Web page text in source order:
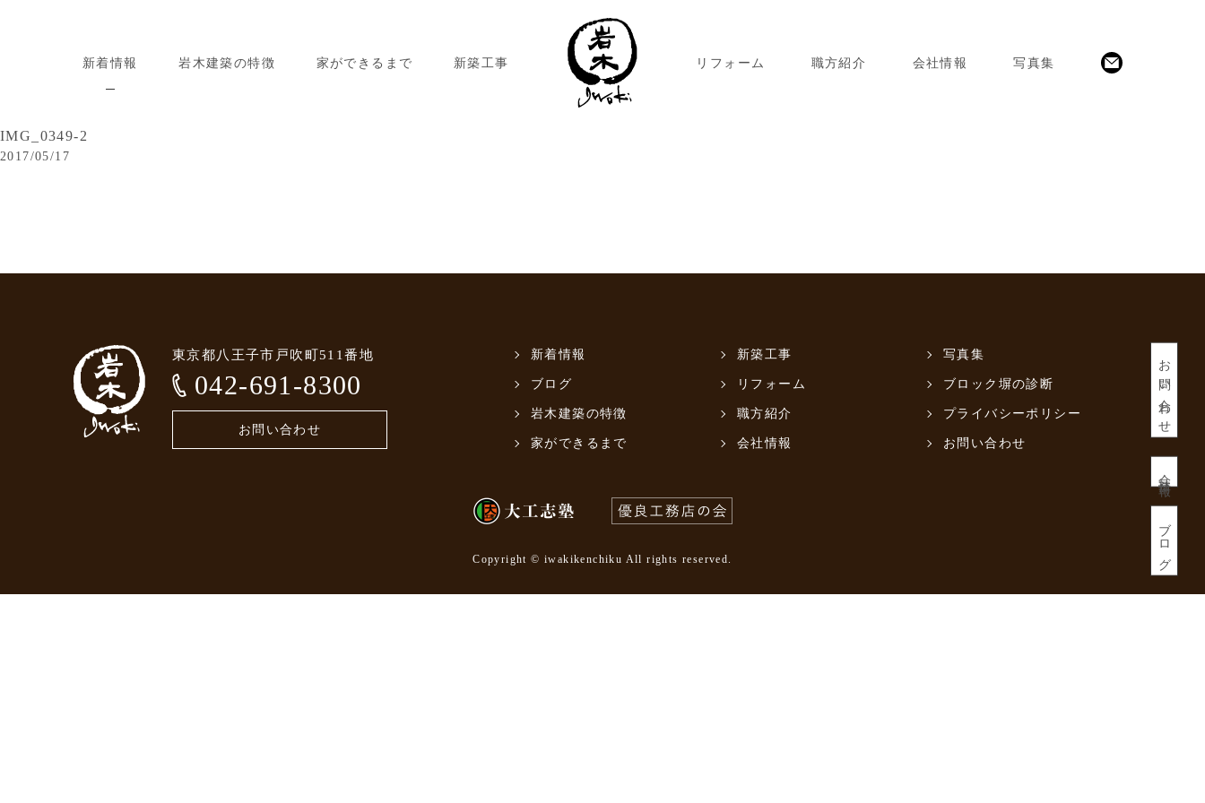
新着情報 岩木建築の特徴 家ができるまで 新築工事 リフォーム 職方紹介 会社情報 写真集
お問い合わせ
会社情報
ブログ
IMG_0349-2
2017/05/17
東京都八王子市戸吹町511番地
042-691-8300
お問い合わせ
新着情報
ブログ
岩木建築の特徴
家ができるまで
新築工事
リフォーム
職方紹介
会社情報
写真集
ブロック塀の診断
プライバシーポリシー
お問い合わせ
Copyright © iwakikenchiku All rights reserved.